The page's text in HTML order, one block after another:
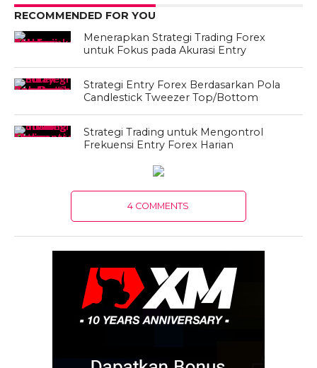
RECOMMENDED FOR YOU
Menerapkan Strategi Trading Forex
untuk Fokus pada Akurasi Entry
Strategi Entry Forex Berdasarkan Pola
Candlestick Tweezer Top/Bottom
Strategi Trading untuk Mengontrol
Frekuensi Entry Forex Harian
4 COMMENTS